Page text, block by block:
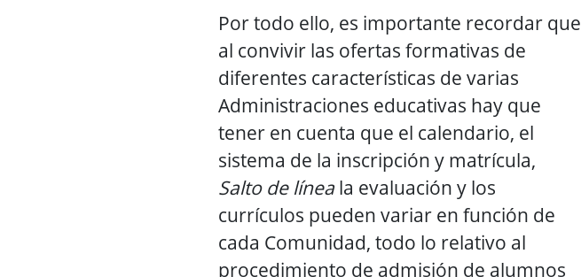
Por todo ello, es importante recordar que
al convivir las ofertas formativas de
diferentes características de varias
Administraciones educativas hay que
tener en cuenta que el calendario, el
sistema de la inscripción y matrícula,
Salto de línea la evaluación y los
currículos pueden variar en función de
cada Comunidad, todo lo relativo al
procedimiento de admisión de alumnos